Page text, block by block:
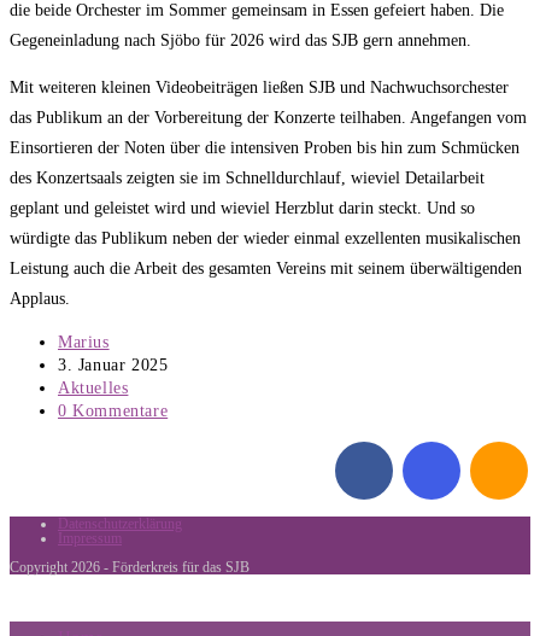
die beide Orchester im Sommer gemeinsam in Essen gefeiert haben. Die
Gegeneinladung nach Sjöbo für 2026 wird das SJB gern annehmen.
Mit weiteren kleinen Videobeiträgen ließen SJB und Nachwuchsorchester
das Publikum an der Vorbereitung der Konzerte teilhaben. Angefangen vom
Einsortieren der Noten über die intensiven Proben bis hin zum Schmücken
des Konzertsaals zeigten sie im Schnelldurchlauf, wieviel Detailarbeit
geplant und geleistet wird und wieviel Herzblut darin steckt. Und so
würdigte das Publikum neben der wieder einmal exzellenten musikalischen
Leistung auch die Arbeit des gesamten Vereins mit seinem überwältigenden
Applaus.
Beitrags-
Autor:
Marius
Beitrag
veröffentlicht:
3. Januar 2025
Beitrags-
Kategorie:
Aktuelles
Beitrags-
0 Kommentare
Datenschutzerklärung
Impressum
Copyright 2026 - Förderkreis für das SJB